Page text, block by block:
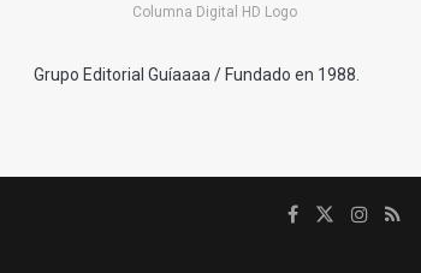
Columna Digital HD Logo
Grupo Editorial Guíaaaa / Fundado en 1988.